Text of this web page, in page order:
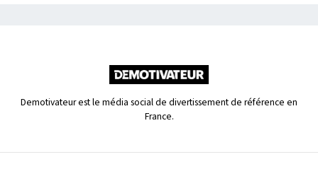
Demotivateur est le média social de divertissement de référence en
France.